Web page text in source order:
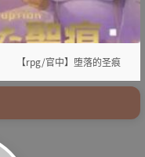
【rpg/官中】堕落的圣痕